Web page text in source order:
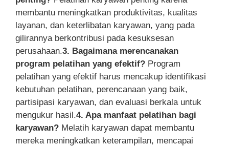
membantu meningkatkan produktivitas, kualitas
layanan, dan keterlibatan karyawan, yang pada
gilirannya berkontribusi pada kesuksesan
perusahaan.3. Bagaimana merencanakan
program pelatihan yang efektif? Program
pelatihan yang efektif harus mencakup identifikasi
kebutuhan pelatihan, perencanaan yang baik,
partisipasi karyawan, dan evaluasi berkala untuk
mengukur hasil.4. Apa manfaat pelatihan bagi
karyawan? Melatih karyawan dapat membantu
mereka meningkatkan keterampilan, mencapai